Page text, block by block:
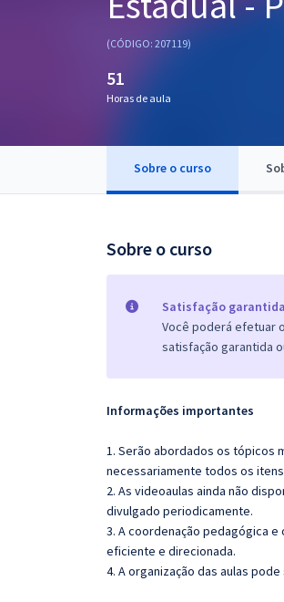
Questões grátis
(CÓDIGO: 207119)
51
Horas de aula
Sobre o curso
Sobre o curso
Satisfação
Você poderá efetuar
satisfação garantida
Informações importantes
1. Serão abordados os tópicos
necessariamente todos os
2. As videoaulas ainda não
divulgado periodicamente.
3. A coordenação pedagógica
eficiente e direcionada.
4. A organização das aulas